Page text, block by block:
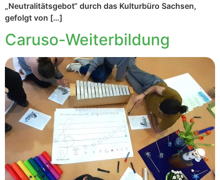
„Neutralitätsgebot“ durch das Kulturbüro Sachsen,
gefolgt von […]
Caruso-Weiterbildung